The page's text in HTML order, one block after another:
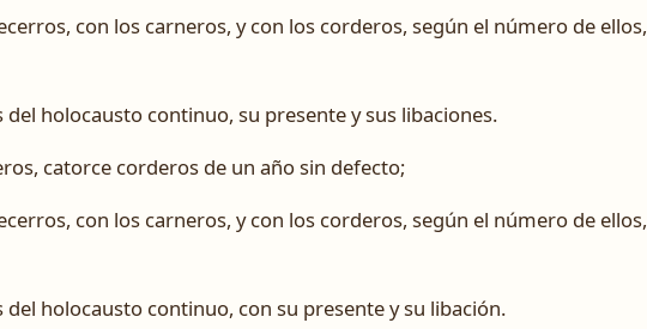
con los carneros, y con los corderos, según el número de ellos,
holocausto continuo, su presente y sus libaciones.
catorce corderos de un año sin defecto;
con los carneros, y con los corderos, según el número de ellos,
holocausto continuo, con su presente y su libación.